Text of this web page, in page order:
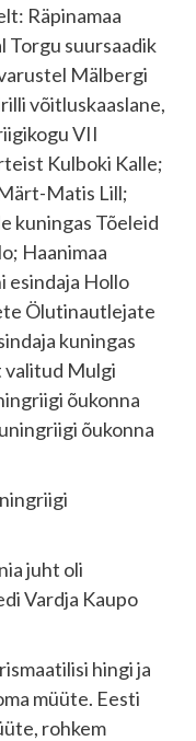
Räpinamaa
Torgu suursaadik
Mälbergi
võitluskaaslane,
VII
Kulboki Kalle;
Matis Lill;
kuningas Tõeleid
Haanimaa
esindaja Hollo
Ölutinautlejate
kuningas
valitud Mulgi
õukonna
õukonna
juht oli
Vardja Kaupo
hingi ja
müüte. Eesti
rohkem